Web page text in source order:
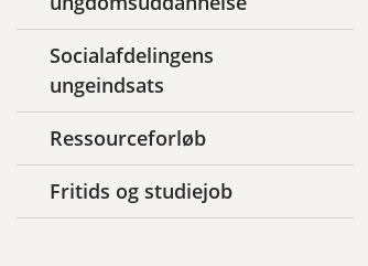
Socialafdelingens
ungeindsats
Ressourceforløb
Fritids og studiejob